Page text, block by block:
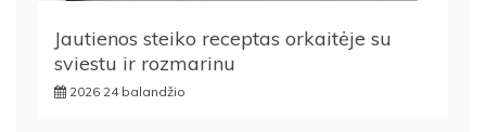
Jautienos steiko receptas orkaitėje su
sviestu ir rozmarinu
2026 24 balandžio